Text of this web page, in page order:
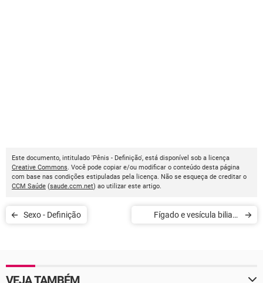
Este documento, intitulado 'Pênis - Definição', está disponível sob a licença
Creative Commons. Você pode copiar e/ou modificar o conteúdo desta página
com base nas condições estipuladas pela licença. Não se esqueça de creditar o
CCM Saúde (saude.ccm.net) ao utilizar este artigo.
Sexo - Definição
Fígado e vesícula biliar -
VEJA TAMBÉM